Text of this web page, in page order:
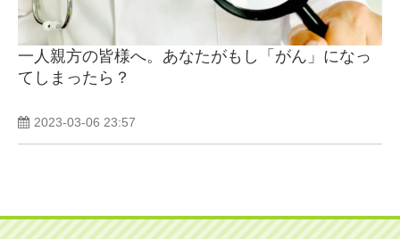
一人親方の皆様へ。あなたがもし「がん」になっ
てしまったら？
2023-03-06 23:57